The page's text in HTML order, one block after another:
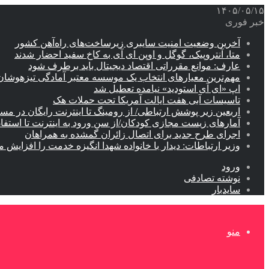
۱۴۰۵/۰۵/۱۵
خبر فوری
آخرین وضعیت امنیت سایبری زیرساخت‌های راه‌آهن کشور
متا، آنتروپیک، گوگل و اوپن ای آی به کاخ سفید احضار شدند
عارف: موانع مقرراتی اقتصاد دیجیتال باید برطرف شود
مهم‌ترین معیارهای انتخاب یک موسسه معتبر آمادگی
اپ «ای آی استودید» نیامده تعطیل شد
تاسیسات آبی هفت ایالت آمریکا تحت حملات هک
اربعین زیر پوشش ارتباطی/ از رومینگ تا اینترنت رایگان در
آمارهای زیست مجازی کودکان/از سن ورود به اینترنت تا
اجرای طرح جدید برای اتصال زائران گمشده به همراهان
وزیر ارتباطات: دیدار با خانواده شهدا انگیزه خدمت را افزایش
ورود
نوشته تصادفی
سایدبار
منو